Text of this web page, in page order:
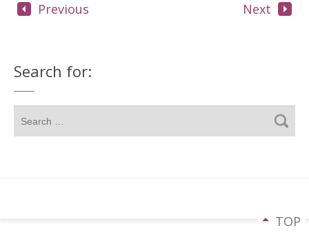
Previous Next
Search for:
TOP